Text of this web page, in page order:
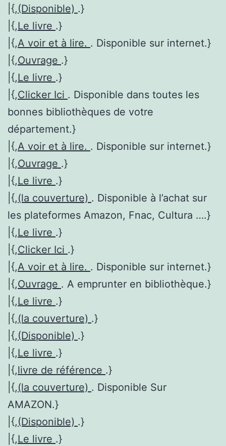
|{,(Disponible) .}
|{,Le livre .}
|{,A voir et à lire. . Disponible sur internet.}
|{,Ouvrage .}
|{,Le livre .}
|{,Clicker Ici . Disponible dans toutes les
bonnes bibliothèques de votre
département.}
|{,A voir et à lire. . Disponible sur internet.}
|{,Ouvrage .}
|{,Le livre .}
|{,(la couverture) . Disponible à l’achat sur
les plateformes Amazon, Fnac, Cultura ….}
|{,Le livre .}
|{,Clicker Ici .}
|{,A voir et à lire. . Disponible sur internet.}
|{,Ouvrage . A emprunter en bibliothèque.}
|{,Le livre .}
|{,(la couverture) .}
|{,(Disponible) .}
|{,Le livre .}
|{,livre de référence .}
|{,(la couverture) . Disponible Sur
AMAZON.}
|{,(Disponible) .}
|{,Le livre .}